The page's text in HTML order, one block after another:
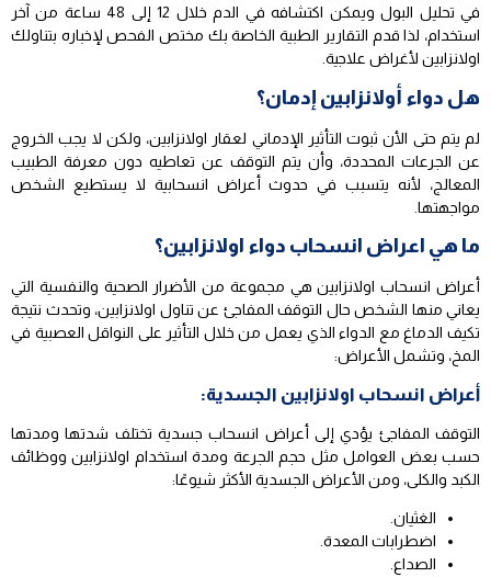
في تحليل البول ويمكن اكتشافه في الدم خلال 12 إلى 48 ساعة من آخر
استخدام، لذا قدم التقارير الطبية الخاصة بك مختص الفحص لإخباره بتناولك
اولانزابين لأغراض علاجية.
هل دواء أولانزابين إدمان؟
لم يتم حتى الأن ثبوت التأثير الإدماني لعقار اولانزابين، ولكن لا يجب الخروج
عن الجرعات المحددة، وأن يتم التوقف عن تعاطيه دون معرفة الطبيب
المعالج، لأنه يتسبب في حدوث أعراض انسحابية لا يستطيع الشخص
مواجهتها.
ما هي اعراض انسحاب دواء اولانزابين؟
أعراض انسحاب اولانزابين هي مجموعة من الأضرار الصحية والنفسية التي
يعاني منها الشخص حال التوقف المفاجئ عن تناول اولانزابين، وتحدث نتيجة
تكيف الدماغ مع الدواء الذي يعمل من خلال التأثير على النواقل العصبية في
المخ، وتشمل الأعراض:
أعراض انسحاب اولانزابين الجسدية:
التوقف المفاجئ يؤدي إلى أعراض انسحاب جسدية تختلف شدتها ومدتها
حسب بعض العوامل مثل حجم الجرعة ومدة استخدام اولانزابين ووظائف
الكبد والكلى، ومن الأعراض الجسدية الأكثر شيوعًا:
الغثيان.
اضطرابات المعدة.
الصداع.